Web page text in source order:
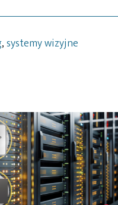
,systemy wizyjne